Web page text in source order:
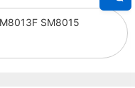
SM8015